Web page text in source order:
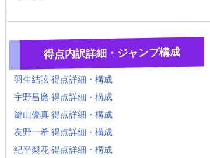
得点内訳詳細・ジャンプ構成
羽生結弦 得点詳細・構成
宇野昌磨 得点詳細・構成
鍵山優真 得点詳細・構成
友野一希 得点詳細・構成
紀平梨花 得点詳細・構成